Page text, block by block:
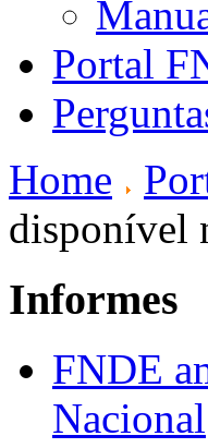
Portal
Home
disponível
Informes
FNDE
Nacional